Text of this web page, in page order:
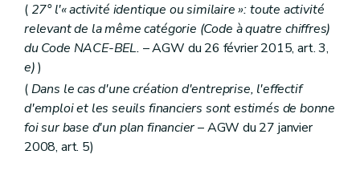
( 27° l'« activité identique ou similaire »: toute activité
relevant de la même catégorie (Code à quatre chiffres)
du Code NACE-BEL. – AGW du 26 février 2015, art. 3,
e))
(Dans le cas d'une création d'entreprise, l'effectif
d'emploi et les seuils financiers sont estimés de bonne
foi sur base d'un plan financier– AGW du 27 janvier
2008, art. 5)